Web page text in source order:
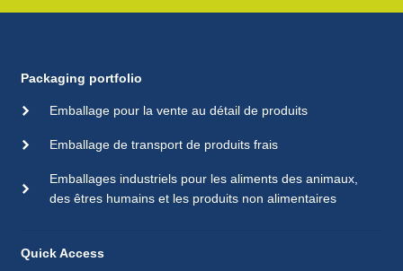
Packaging portfolio
Emballage pour la vente au détail de produits
Emballage de transport de produits frais
Emballages industriels pour les aliments des animaux,
des êtres humains et les produits non alimentaires
Quick Access